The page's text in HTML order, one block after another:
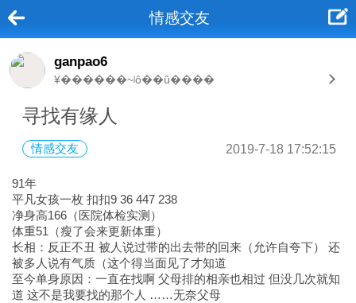
情感交友
ganpao6
¥������~ʲô��û����
寻找有缘人
情感交友 2019-7-18 17:52:15
91年
平凡女孩一枚 扣扣9 36 447 238
净身高166（医院体检实测）
体重51（瘦了会来更新体重）
长相：反正不丑 被人说过带的出去带的回来（允许自夸下） 还
被多人说有气质（这个得当面见了才知道
至今单身原因：一直在找啊 父母排的相亲也相过 但没几次就知
道 这不是我要找的那个人 ……无奈父母